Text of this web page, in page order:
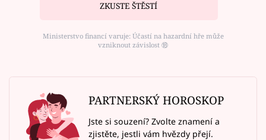
ZKUSTE ŠTĚSTÍ
Ministerstvo financí varuje: Účastí na hazardní hře může
vzniknout závislost ⑱
PARTNERSKÝ HOROSKOP
Jste si souzení? Zvolte znamení a
zjistěte, jestli vám hvězdy přejí.